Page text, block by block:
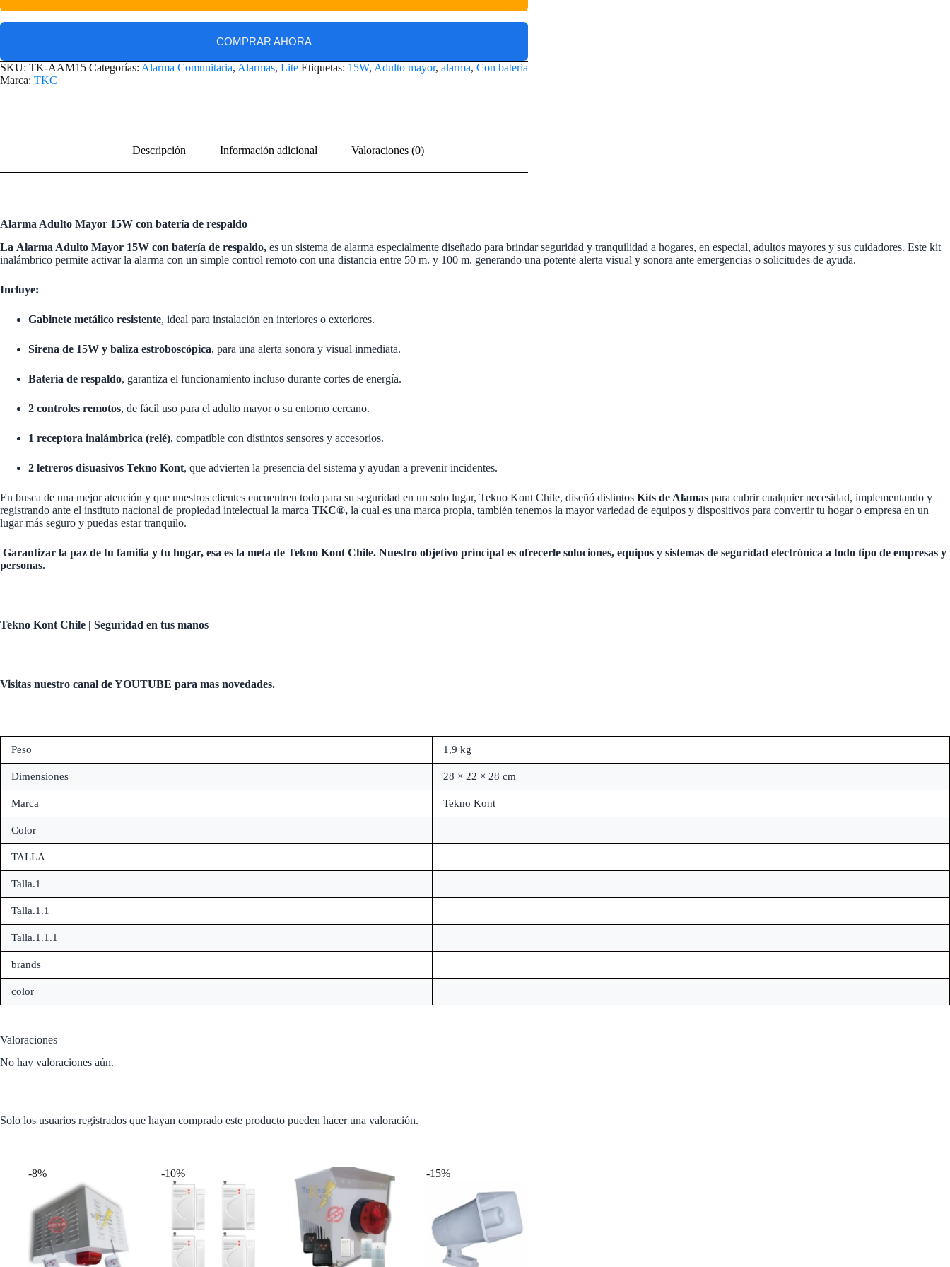
COMPRAR AHORA
SKU: TK-AAM15 Categorías: Alarma Comunitaria, Alarmas, Lite Etiquetas: 15W, Adulto mayor, alarma, Con bateria
Marca: TKC
Descripción Información adicional Valoraciones (0)
Alarma Adulto Mayor 15W con batería de respaldo
La Alarma Adulto Mayor 15W con batería de respaldo, es un sistema de alarma especialmente diseñado para brindar seguridad y tranquilidad a hogares, en especial, adultos mayores y sus cuidadores. Este kit
inalámbrico permite activar la alarma con un simple control remoto con una distancia entre 50 m. y 100 m. generando una potente alerta visual y sonora ante emergencias o solicitudes de ayuda.
Incluye:
Gabinete metálico resistente, ideal para instalación en interiores o exteriores.
Sirena de 15W y baliza estroboscópica, para una alerta sonora y visual inmediata.
Batería de respaldo, garantiza el funcionamiento incluso durante cortes de energía.
2 controles remotos, de fácil uso para el adulto mayor o su entorno cercano.
1 receptora inalámbrica (relé), compatible con distintos sensores y accesorios.
2 letreros disuasivos Tekno Kont, que advierten la presencia del sistema y ayudan a prevenir incidentes.
En busca de una mejor atención y que nuestros clientes encuentren todo para su seguridad en un solo lugar, Tekno Kont Chile, diseñó distintos Kits de Alamas para cubrir cualquier necesidad, implementando y
registrando ante el instituto nacional de propiedad intelectual la marca TKC®, la cual es una marca propia, también tenemos la mayor variedad de equipos y dispositivos para convertir tu hogar o empresa en un
lugar más seguro y puedas estar tranquilo.
Garantizar la paz de tu familia y tu hogar, esa es la meta de Tekno Kont Chile. Nuestro objetivo principal es ofrecerle soluciones, equipos y sistemas de seguridad electrónica a todo tipo de empresas y
personas.
Tekno Kont Chile | Seguridad en tus manos
Visitas nuestro canal deYOUTUBE para mas novedades.
Peso 1,9 kg
Dimensiones 28 × 22 × 28 cm
Marca Tekno Kont
Color
TALLA
Talla.1
Talla.1.1
Talla.1.1.1
brands
color
Valoraciones
No hay valoraciones aún.
Solo los usuarios registrados que hayan comprado este producto pueden hacer una valoración.
-8%
-10% -15%